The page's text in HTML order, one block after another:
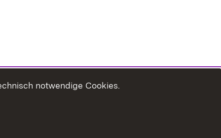
notwendige Cookies.